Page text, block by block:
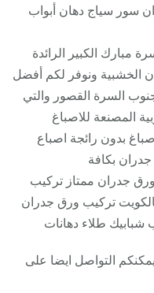
/
معلم
جدران
سور سياج دهان أبواب
الكبير الرائدة
الخشبية ونوفر لكم أفضل
السرة القصور والتي
المصنعة للاصباغ
بدون رائجة اصباع
بكافة
ورق جدران ممتاز تركيب
تركيب ورق جدران
طلاء دهانات
التواصل ايضا على